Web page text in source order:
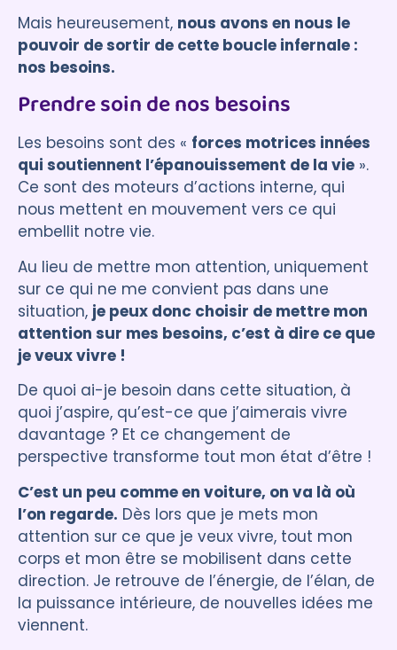
Mais heureusement, nous avons en nous le
pouvoir de sortir de cette boucle infernale :
nos besoins.
Prendre soin de nos besoins
Les besoins sont des « forces motrices innées
qui soutiennent l’épanouissement de la vie ».
Ce sont des moteurs d’actions interne, qui
nous mettent en mouvement vers ce qui
embellit notre vie.
Au lieu de mettre mon attention, uniquement
sur ce qui ne me convient pas dans une
situation, je peux donc choisir de mettre mon
attention sur mes besoins, c’est à dire ce que
je veux vivre !
De quoi ai-je besoin dans cette situation, à
quoi j’aspire, qu’est-ce que j’aimerais vivre
davantage ? Et ce changement de
perspective transforme tout mon état d’être !
C’est un peu comme en voiture, on va là où
l’on regarde. Dès lors que je mets mon
attention sur ce que je veux vivre, tout mon
corps et mon être se mobilisent dans cette
direction. Je retrouve de l’énergie, de l’élan, de
la puissance intérieure, de nouvelles idées me
viennent.